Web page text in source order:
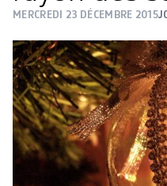
MERCREDI 23 DÉCEMBRE 2015